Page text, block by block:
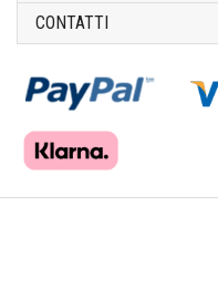
CONTATTI